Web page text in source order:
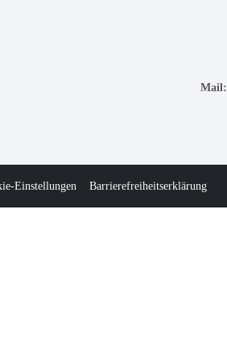
Mail:
Einstellungen Barrierefreiheitserklärung